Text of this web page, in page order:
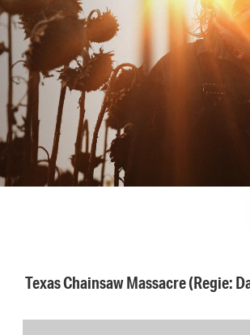
Texas Chainsaw Massacre (Regie: